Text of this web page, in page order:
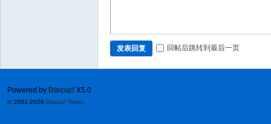
发表回复 回帖后跳转到最后一页
Powered by Discuz! X5.0
© 2001-2026 Discuz! Team